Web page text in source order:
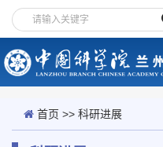
首页 >> 科研进展